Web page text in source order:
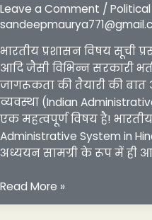
Leave a Comment /
भारतीय प्रशासन विषय सूची
आदि जैसी विभिन्न सरकारी
जागरूकता की तैयारी की बात
व्यवस्था (Indian
एक महत्वपूर्ण विषय है!
Administrative System in
अध्ययन सामग्री के रूप में ही
भारतीय
प्रशासन
Read More »